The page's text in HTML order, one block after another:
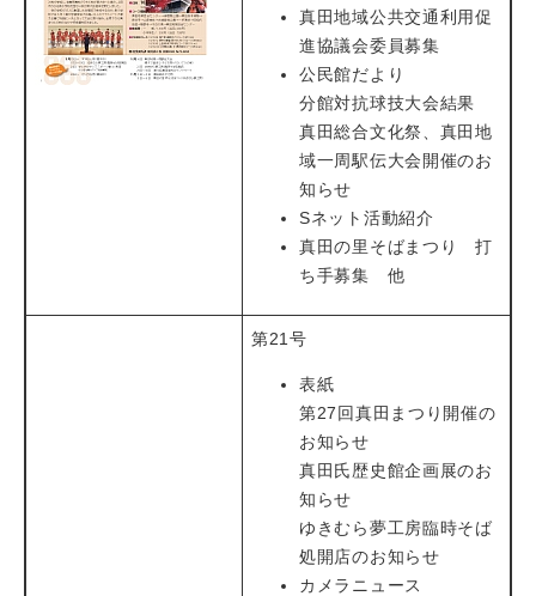
真田地域公共交通利用促
進協議会委員募集
公民館だより
分館対抗球技大会結果
真田総合文化祭、真田地
域一周駅伝大会開催のお
知らせ
Sネット活動紹介
真田の里そばまつり 打
ち手募集 他
第21号
表紙
第27回真田まつり開催の
お知らせ
真田氏歴史館企画展のお
知らせ
ゆきむら夢工房臨時そば
処開店のお知らせ
カメラニュース